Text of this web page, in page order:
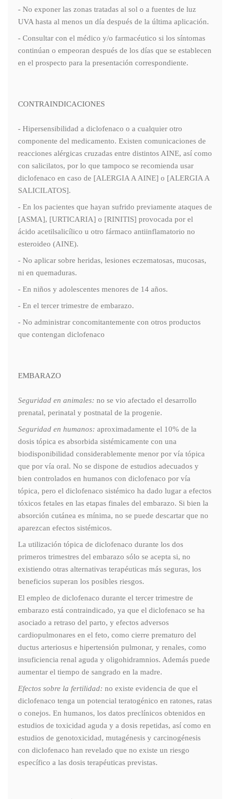
- No exponer las zonas tratadas al sol o a fuentes de luz
UVA hasta al menos un día después de la última aplicación.
- Consultar con el médico y/o farmacéutico si los síntomas
continúan o empeoran después de los días que se establecen
en el prospecto para la presentación correspondiente.
CONTRAINDICACIONES
- Hipersensibilidad a diclofenaco o a cualquier otro
componente del medicamento. Existen comunicaciones de
reacciones alérgicas cruzadas entre distintos AINE, así como
con salicilatos, por lo que tampoco se recomienda usar
diclofenaco en caso de [ALERGIA A AINE] o [ALERGIA A
SALICILATOS].
- En los pacientes que hayan sufrido previamente ataques de
[ASMA], [URTICARIA] o [RINITIS] provocada por el
ácido acetilsalicílico u otro fármaco antiinflamatorio no
esteroideo (AINE).
- No aplicar sobre heridas, lesiones eczematosas, mucosas,
ni en quemaduras.
- En niños y adolescentes menores de 14 años.
- En el tercer trimestre de embarazo.
- No administrar concomitantemente con otros productos
que contengan diclofenaco
EMBARAZO
Seguridad en animales: no se vio afectado el desarrollo
prenatal, perinatal y postnatal de la progenie.
Seguridad en humanos: aproximadamente el 10% de la
dosis tópica es absorbida sistémicamente con una
biodisponibilidad considerablemente menor por vía tópica
que por vía oral. No se dispone de estudios adecuados y
bien controlados en humanos con diclofenaco por vía
tópica, pero el diclofenaco sistémico ha dado lugar a efectos
tóxicos fetales en las etapas finales del embarazo. Si bien la
absorción cutánea es mínima, no se puede descartar que no
aparezcan efectos sistémicos.
La utilización tópica de diclofenaco durante los dos
primeros trimestres del embarazo sólo se acepta si, no
existiendo otras alternativas terapéuticas más seguras, los
beneficios superan los posibles riesgos.
El empleo de diclofenaco durante el tercer trimestre de
embarazo está contraindicado, ya que el diclofenaco se ha
asociado a retraso del parto, y efectos adversos
cardiopulmonares en el feto, como cierre prematuro del
ductus arteriosus e hipertensión pulmonar, y renales, como
insuficiencia renal aguda y oligohidramnios. Además puede
aumentar el tiempo de sangrado en la madre.
Efectos sobre la fertilidad: no existe evidencia de que el
diclofenaco tenga un potencial teratogénico en ratones, ratas
o conejos. En humanos, los datos preclínicos obtenidos en
estudios de toxicidad aguda y a dosis repetidas, así como en
estudios de genotoxicidad, mutagénesis y carcinogénesis
con diclofenaco han revelado que no existe un riesgo
específico a las dosis terapéuticas previstas.